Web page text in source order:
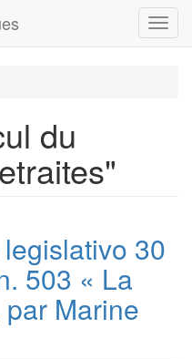
du
30
503 « La
Marine